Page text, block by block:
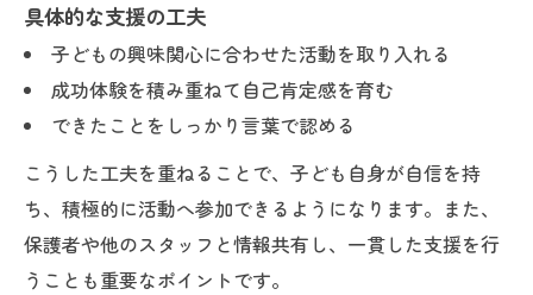
保護者と連携し子どもの安心感を高める方法
命を預かる仕事での保護者連携の重要性
発達障害児の家庭と施設をつなぐ支援体制
子どもの安心感を育む保護者との関わり方
発達障害児支援に活きる情報共有と協働
命を預かる仕事で心がけたい信頼構築の工
夫
具体的な支援の工夫
子どもの興味関心に合わせた活動を取り入れる
成功体験を積み重ねて自己肯定感を育む
できたことをしっかり言葉で認める
こうした工夫を重ねることで、子ども自身が自信を持
ち、積極的に活動へ参加できるようになります。また、
保護者や他のスタッフと情報共有し、一貫した支援を行
うことも重要なポイントです。